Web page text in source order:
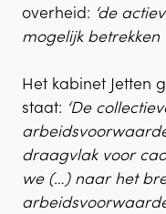
overheid: ‘de
mogelijk
Het kabinet Jetten
staat: ‘De
draagvlak voor
we (…) naar het